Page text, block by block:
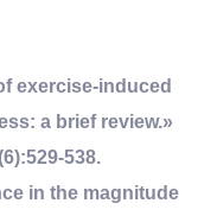
exercise-induced
a brief review.»
538.
in the magnitude